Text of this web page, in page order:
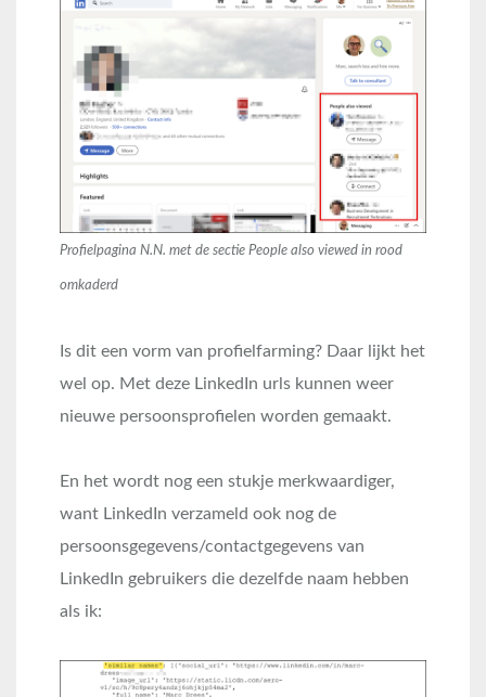
Profielpagina N.N. met de sectie People also viewed in rood
omkaderd
Is dit een vorm van profielfarming? Daar lijkt het
wel op. Met deze LinkedIn urls kunnen weer
nieuwe persoonsprofielen worden gemaakt.
En het wordt nog een stukje merkwaardiger,
want LinkedIn verzameld ook nog de
persoonsgegevens/contactgegevens van
LinkedIn gebruikers die dezelfde naam hebben
als ik: